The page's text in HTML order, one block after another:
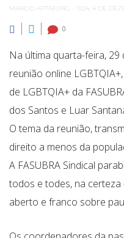
MARCIO APTAFURG - 13:24, 4 DE
0
Na última quarta-feira,
reunião online
de LGBTQIA+ da
dos Santos e Luar
O tema da reunião,
direito a menos da
A FASUBRA Sindical
todos e todes, na
aberto e franco sobre